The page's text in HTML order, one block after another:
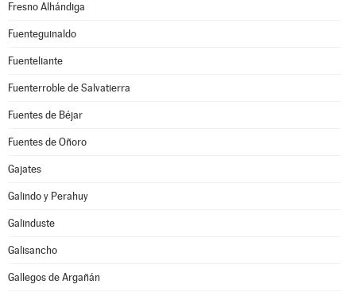
Fresno Alhándiga
Fuenteguinaldo
Fuenteliante
Fuenterroble de Salvatierra
Fuentes de Béjar
Fuentes de Oñoro
Gajates
Galindo y Perahuy
Galinduste
Galisancho
Gallegos de Argañán